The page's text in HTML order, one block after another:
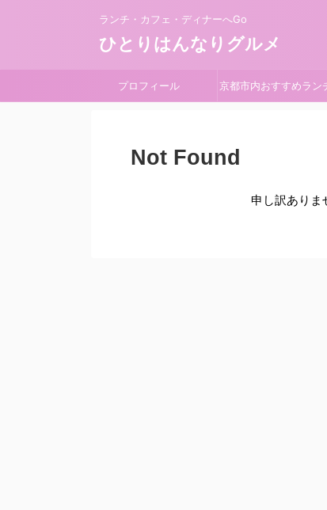
ランチ・カフェ・ディナーへGo
ひとりはんなりグルメ
プロフィール 京都市内おすすめラン
Not Found
申し訳ありま